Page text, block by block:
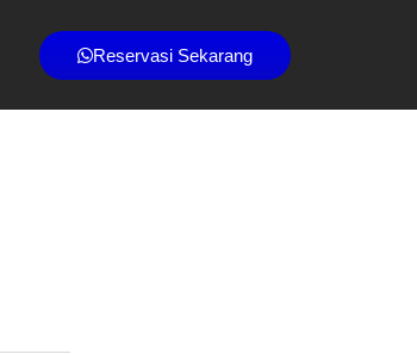
Reservasi Sekarang